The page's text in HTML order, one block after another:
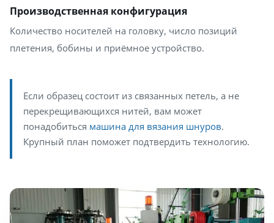
Производственная конфигурация
Количество носителей на головку, число позиций
плетения, бобины и приёмное устройство.
Если образец состоит из связанных петель, а не
перекрещивающихся нитей, вам может
понадобиться машина для вязания шнуров.
Крупный план поможет подтвердить технологию.